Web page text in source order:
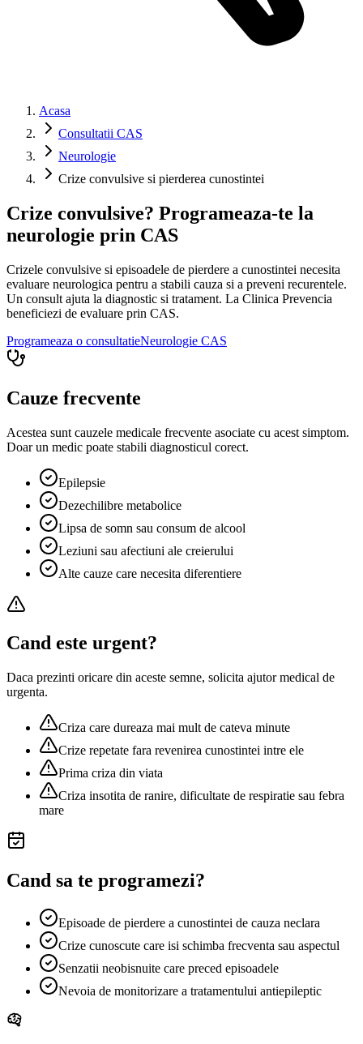
Acasa
Consultatii CAS
Neurologie
Crize convulsive si pierderea cunostintei
Crize convulsive? Programeaza-te la
neurologie prin CAS
Crizele convulsive si episoadele de pierdere a cunostintei necesita
evaluare neurologica pentru a stabili cauza si a preveni recurentele.
Un consult ajuta la diagnostic si tratament. La Clinica Prevencia
beneficiezi de evaluare prin CAS.
Programeaza o consultatieNeurologie CAS
Cauze frecvente
Acestea sunt cauzele medicale frecvente asociate cu acest simptom.
Doar un medic poate stabili diagnosticul corect.
Epilepsie
Dezechilibre metabolice
Lipsa de somn sau consum de alcool
Leziuni sau afectiuni ale creierului
Alte cauze care necesita diferentiere
Cand este urgent?
Daca prezinti oricare din aceste semne, solicita ajutor medical de
urgenta.
Criza care dureaza mai mult de cateva minute
Crize repetate fara revenirea cunostintei intre ele
Prima criza din viata
Criza insotita de ranire, dificultate de respiratie sau febra
mare
Cand sa te programezi?
Episoade de pierdere a cunostintei de cauza neclara
Crize cunoscute care isi schimba frecventa sau aspectul
Senzatii neobisnuite care preced episoadele
Nevoia de monitorizare a tratamentului antiepileptic